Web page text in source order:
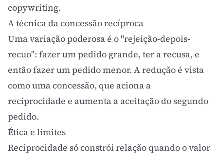
copywriting.
A técnica da concessão recíproca
Uma variação poderosa é o "rejeição-depois-
recuo": fazer um pedido grande, ter a recusa, e
então fazer um pedido menor. A redução é vista
como uma concessão, que aciona a
reciprocidade e aumenta a aceitação do segundo
pedido.
Ética e limites
Reciprocidade só constrói relação quando o valor